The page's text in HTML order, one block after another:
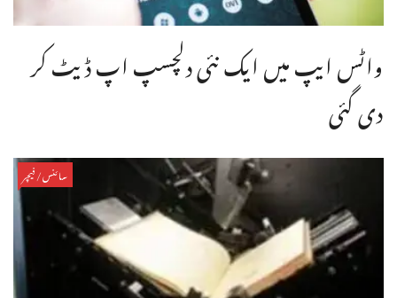
واٹس ایپ میں ایک نئی دلچسپ اپ ڈیٹ کر
دی گئی
سائنس/فیچر